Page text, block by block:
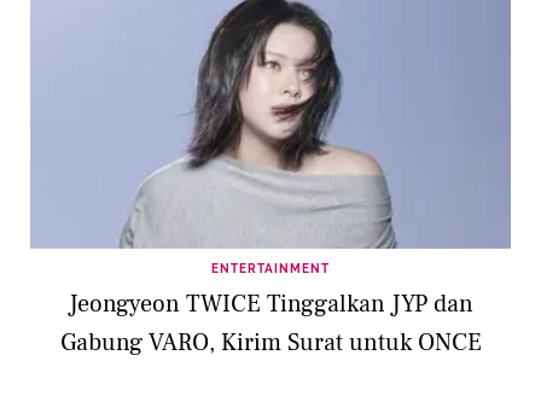
ENTERTAINMENT
Jeongyeon TWICE Tinggalkan JYP dan
Gabung VARO, Kirim Surat untuk ONCE